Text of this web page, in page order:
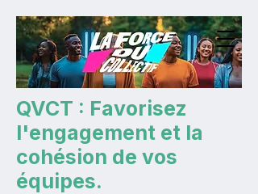
QVCT : Favorisez
l'engagement et la
cohésion de vos
équipes.